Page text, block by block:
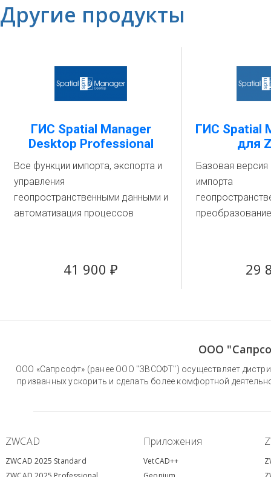
Другие продукты
ГИС Spatial Manager
Desktop Professional
Все функции импорта, экспорта и
управления
геопространственными данными и
автоматизация процессов
41 900 ₽
ГИС Spatial
для
Базовая версия
импорта
29
ООО
ООО «Сапрсофт» (ранее ООО "ЗВСОФТ") осуществляет
призванных ускорить и сделать более комфортной
ZWCAD Приложения
ZWCAD 2025 Standard
VetCAD++